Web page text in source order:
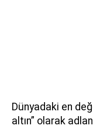
Dünyadaki en
altın” olarak